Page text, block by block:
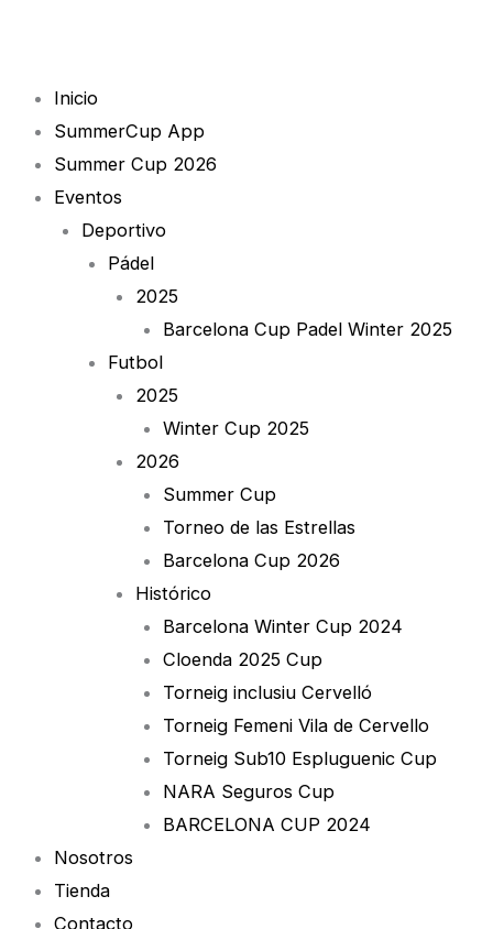
Inicio
SummerCup App
Summer Cup 2026
Eventos
Deportivo
Pádel
2025
Barcelona Cup Padel Winter 2025
Futbol
2025
Winter Cup 2025
2026
Summer Cup
Torneo de las Estrellas
Barcelona Cup 2026
Histórico
Barcelona Winter Cup 2024
Cloenda 2025 Cup
Torneig inclusiu Cervelló
Torneig Femeni Vila de Cervello
Torneig Sub10 Espluguenic Cup
NARA Seguros Cup
BARCELONA CUP 2024
Nosotros
Tienda
Contacto